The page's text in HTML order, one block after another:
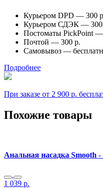
Курьером DPD — 300
Курьером СДЭК —
Постоматы PickPoint —
Почтой — 300 р.
Самовывоз —
Подробнее
При заказе от 2 900 р.
Похожие товары
Анальная насадка Smooth -
1 039 р.